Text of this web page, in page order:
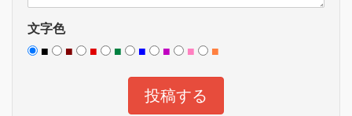
文字色
■
■ ■ ■ ■ ■ ■ ■